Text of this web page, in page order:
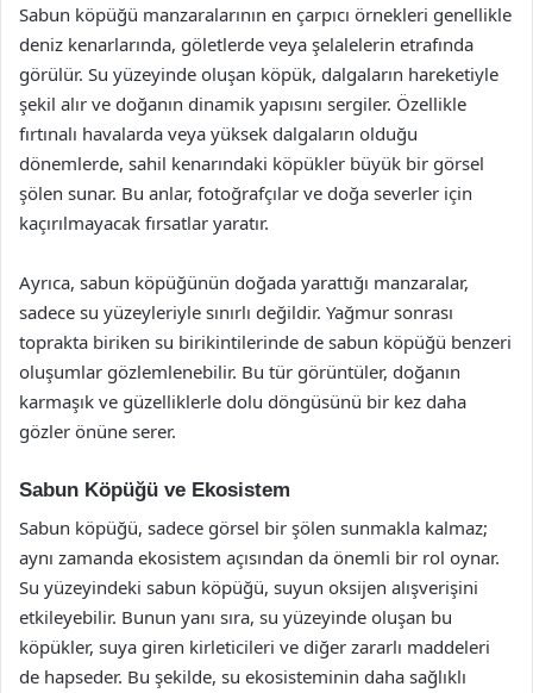
Sabun köpüğü manzaralarının en çarpıcı örnekleri genellikle
deniz kenarlarında, göletlerde veya şelalelerin etrafında
görülür. Su yüzeyinde oluşan köpük, dalgaların hareketiyle
şekil alır ve doğanın dinamik yapısını sergiler. Özellikle
fırtınalı havalarda veya yüksek dalgaların olduğu
dönemlerde, sahil kenarındaki köpükler büyük bir görsel
şölen sunar. Bu anlar, fotoğrafçılar ve doğa severler için
kaçırılmayacak fırsatlar yaratır.
Ayrıca, sabun köpüğünün doğada yarattığı manzaralar,
sadece su yüzeyleriyle sınırlı değildir. Yağmur sonrası
toprakta biriken su birikintilerinde de sabun köpüğü benzeri
oluşumlar gözlemlenebilir. Bu tür görüntüler, doğanın
karmaşık ve güzelliklerle dolu döngüsünü bir kez daha
gözler önüne serer.
Sabun Köpüğü ve Ekosistem
Sabun köpüğü, sadece görsel bir şölen sunmakla kalmaz;
aynı zamanda ekosistem açısından da önemli bir rol oynar.
Su yüzeyindeki sabun köpüğü, suyun oksijen alışverişini
etkileyebilir. Bunun yanı sıra, su yüzeyinde oluşan bu
köpükler, suya giren kirleticileri ve diğer zararlı maddeleri
de hapseder. Bu şekilde, su ekosisteminin daha sağlıklı